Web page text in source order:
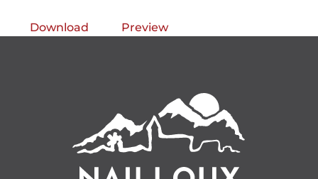
Download Preview